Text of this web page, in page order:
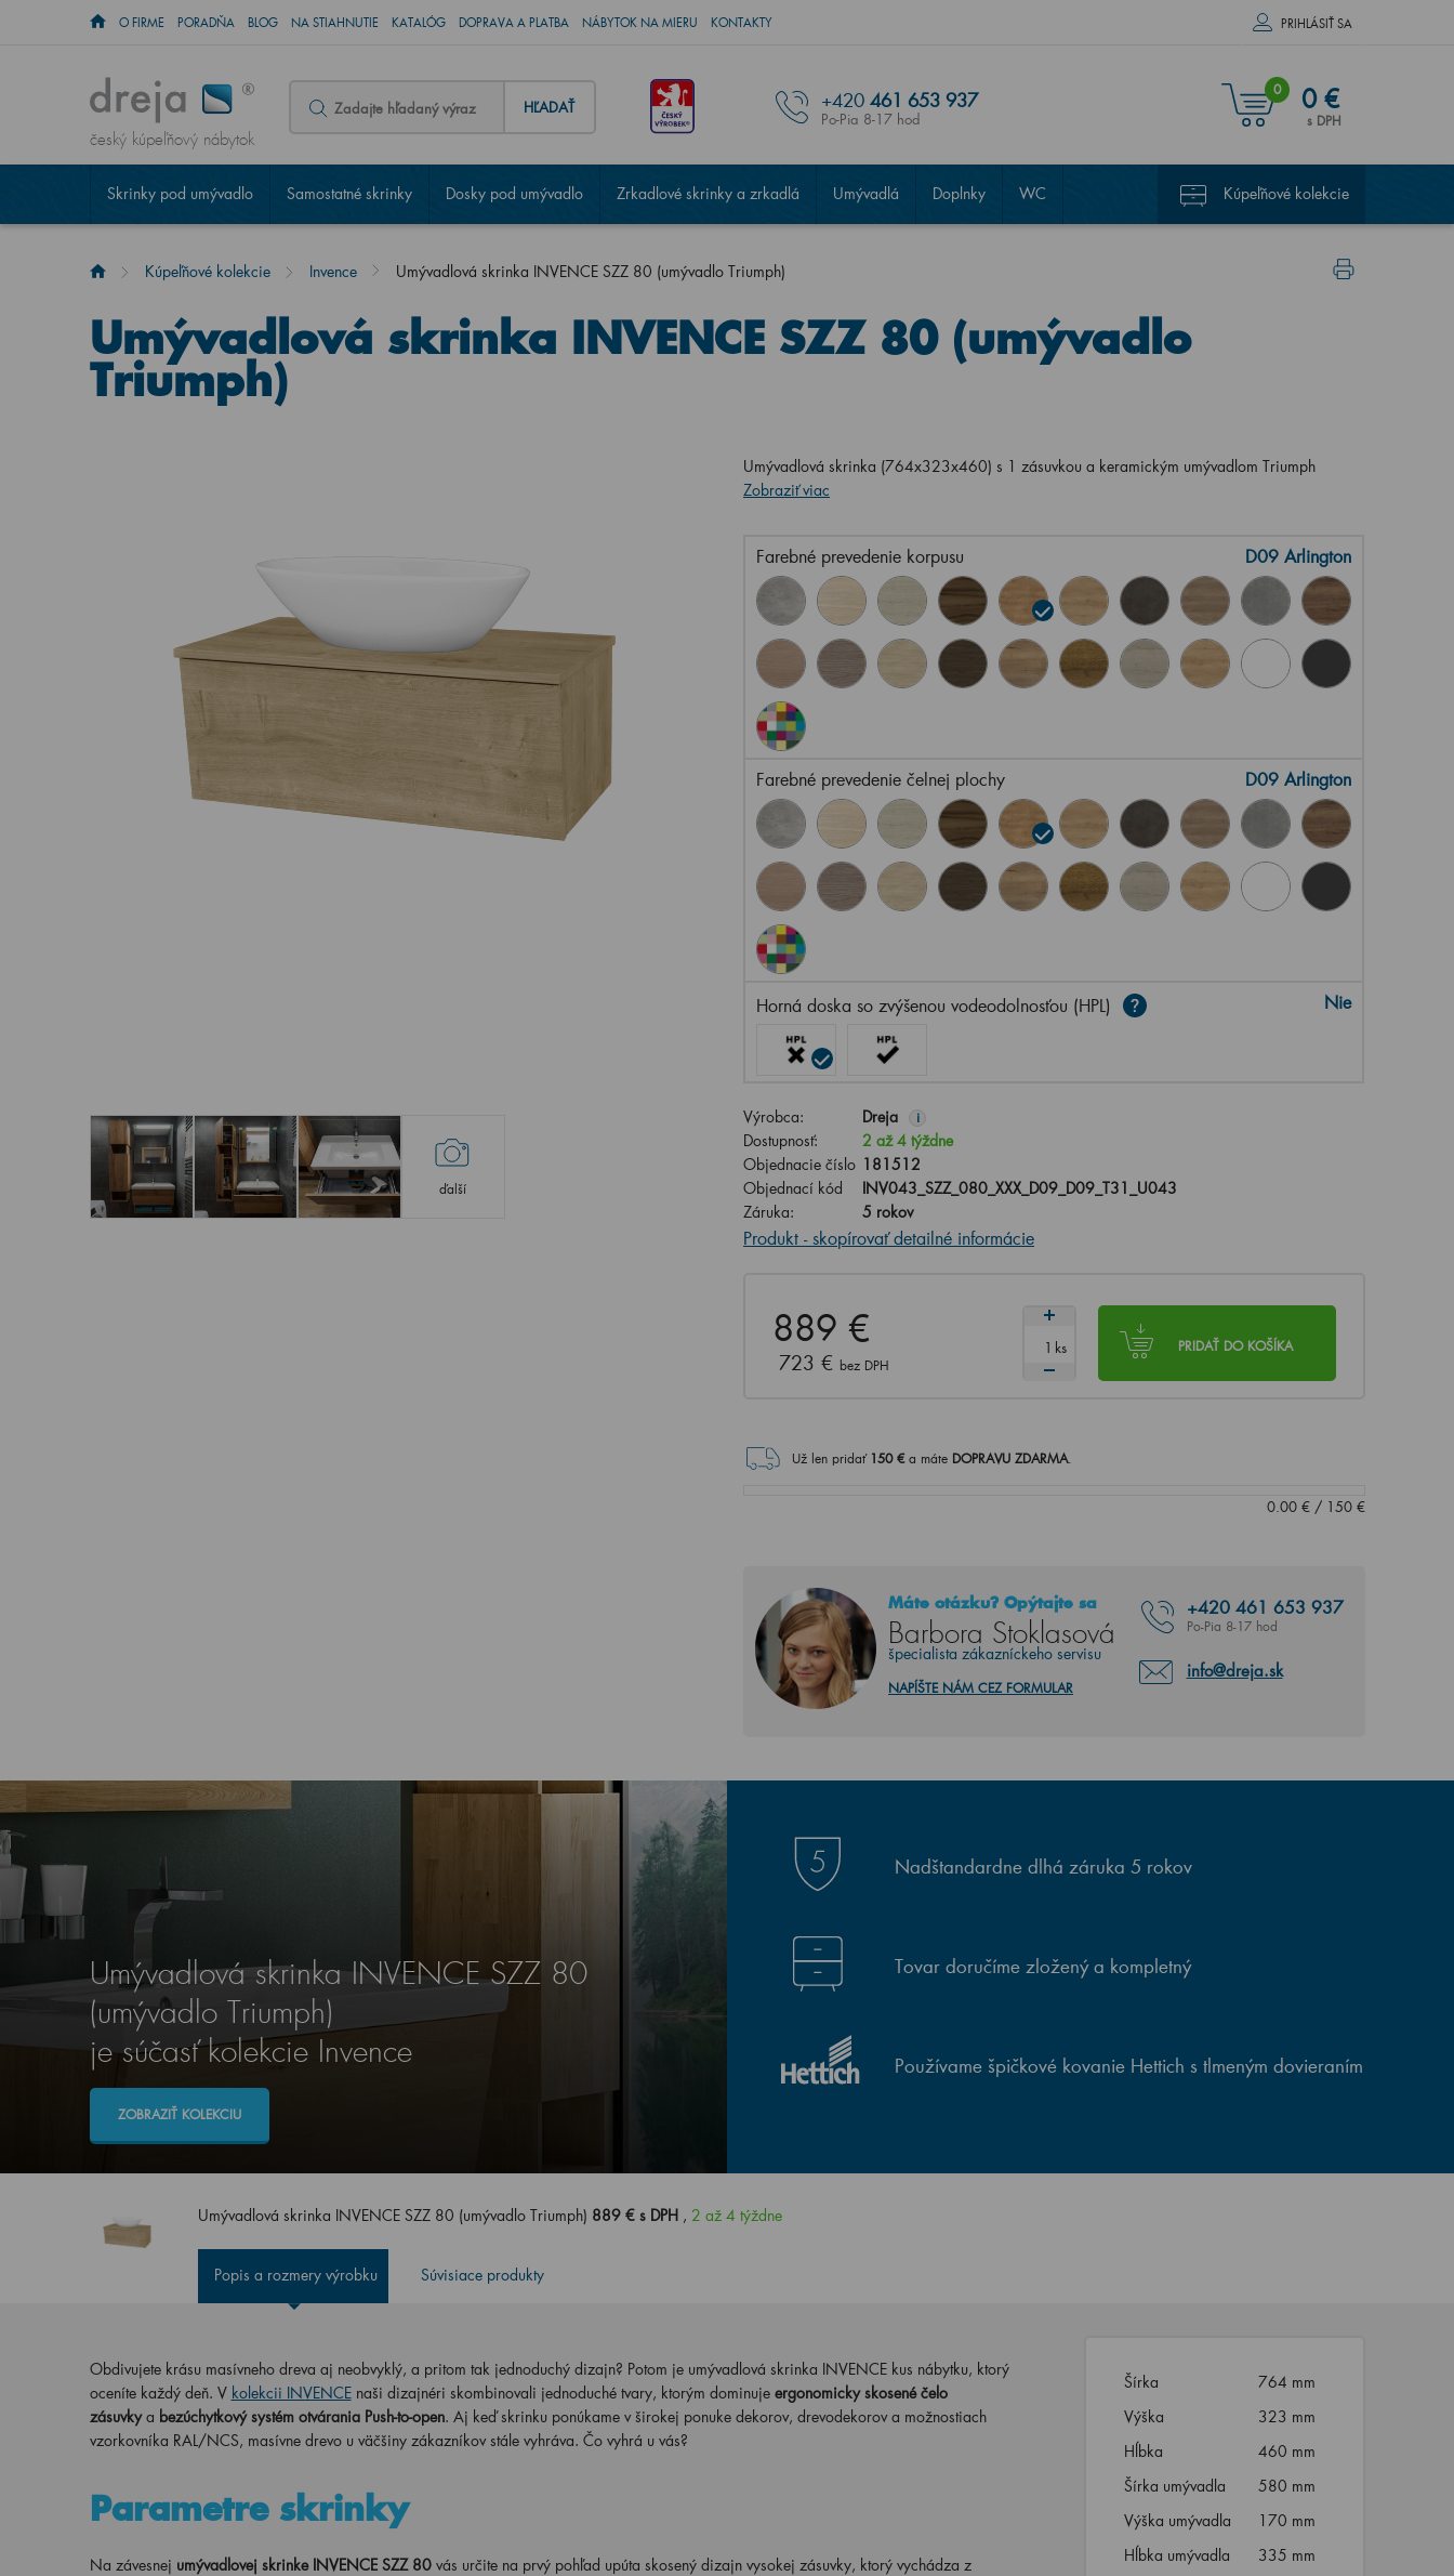
O FIRME PORADŇA BLOG NA STIAHNUTIE KATALÓG DOPRAVA A PLATBA NÁBYTOK NA MIERU KONTAKTY PRIHLÁSIŤ SA
český kúpeľňový nábytok
HĽADAŤ +420 461 653 937
Po-Pia 8-17 hod
0 0 €
s DPH
Skrinky pod umývadlo Samostatné skrinky Dosky pod umývadlo Zrkadlové skrinky a zrkadlá Umývadlá Doplnky WC Kúpeľňové kolekcie
Kúpeľňové kolekcie Invence Umývadlová skrinka INVENCE SZZ 80 (umývadlo Triumph)
Umývadlová skrinka INVENCE SZZ 80 (umývadlo
Triumph)
ďalší
Umývadlová skrinka (764x323x460) s 1 zásuvkou a keramickým umývadlom Triumph
Zobraziť viac
Farebné prevedenie korpusu D09 Arlington
Farebné prevedenie čelnej plochy D09 Arlington
Horná doska so zvýšenou vodeodolnosťou (HPL) Nie
Výrobca: Dreja i
Dostupnosť:
2 až 4 týždne
Objednacie číslo 181512
Objednací kód
INV043_SZZ_080_XXX_D09_D09_T31_U043
Záruka:
5 rokov
Produkt - skopírovať detailné informácie
889 €
723 € bez DPH
PRIDAŤ DO KOŠÍKA
ks
Už len pridať 150€ a máte DOPRAVU ZDARMA.
0.00€/ 150€
Máte otázku? Opýtajte sa
Barbora Stoklasová
špecialista zákazníckeho servisu
+420 461 653 937
Po-Pia 8-17 hod
info@dreja.sk
NAPÍŠTE NÁM CEZ FORMULAR
Umývadlová skrinka INVENCE SZZ 80
(umývadlo Triumph)
je súčasť kolekcie Invence
ZOBRAZIŤ KOLEKCIU
Nadštandardne dlhá záruka 5 rokov
Tovar doručíme zložený a kompletný
Používame špičkové kovanie Hettich s tlmeným dovieraním
Umývadlová skrinka INVENCE SZZ 80 (umývadlo Triumph) 889 € s DPH , 2 až 4 týždne
Popis a rozmery výrobku Súvisiace produkty
Obdivujete krásu masívneho dreva aj neobvyklý, a pritom tak jednoduchý dizajn? Potom je umývadlová skrinka INVENCE kus nábytku, ktorý
oceníte každý deň. V kolekcii INVENCE naši dizajnéri skombinovali jednoduché tvary, ktorým dominuje ergonomicky skosené čelo
zásuvky a bezúchytkový systém otvárania Push-to-open. Aj keď skrinku ponúkame v širokej ponuke dekorov, drevodekorov a možnostiach
vzorkovníka RAL/NCS, masívne drevo u väčšiny zákazníkov stále vyhráva. Čo vyhrá u vás?
Parametre skrinky
Na závesnej umývadlovej skrinke INVENCE SZZ 80 vás určite na prvý pohľad upúta skosený dizajn vysokej zásuvky, ktorý vychádza z
Šírka
764 mm
Výška
323 mm
Hĺbka
460 mm
Šírka umývadla
580 mm
Výška umývadla
170 mm
Hĺbka umývadla
335 mm